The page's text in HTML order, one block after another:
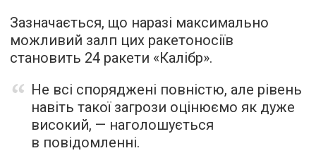
Зазначається, що наразі максимально
можливий залп цих ракетоносіїв
становить 24 ракети «Калібр».
Не всі споряджені повністю, але рівень
навіть такої загрози оцінюємо як дуже
високий, — наголошується
в повідомленні.